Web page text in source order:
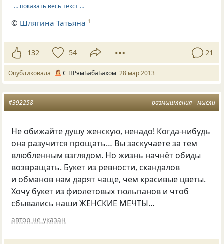
… показать весь текст …
© Шлягина Татьяна 1
132 54 21
Опубликовала С ПРямБабаБахом 28 мар 2013
размышления мысли
#392258
Не обижайте душу женскую, ненадо! Когда-нибудь
она разучится прощать… Вы заскучаете за тем
влюбленным взглядом. Но жизнь начнёт обиды
возвращать. Букет из ревности, скандалов
и обманов нам дарят чаще, чем красивые цветы.
Хочу букет из фиолетовых тюльпанов и чтоб
сбывались наши ЖЕНСКИЕ МЕЧТЫ…
автор не указан